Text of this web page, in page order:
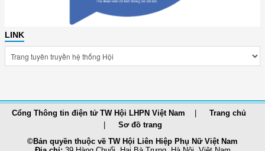
LINK
Cổng Thông tin điện tử TW Hội LHPN Việt Nam
Trang chủ
Sơ đồ trang
©Bản quyền thuộc về TW Hội Liên Hiệp Phụ Nữ Việt Nam